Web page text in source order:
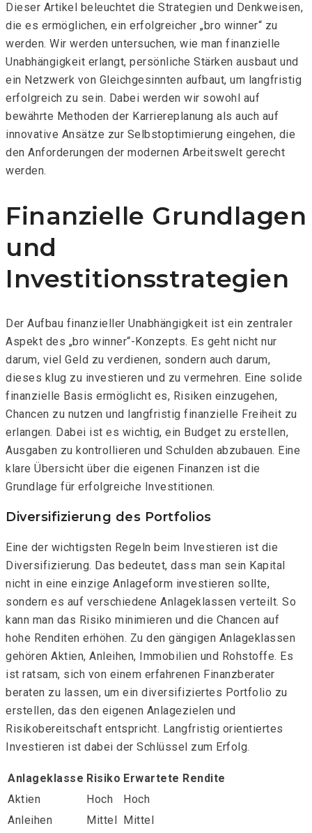
Dieser Artikel beleuchtet die Strategien und Denkweisen,
die es ermöglichen, ein erfolgreicher „bro winner“ zu
werden. Wir werden untersuchen, wie man finanzielle
Unabhängigkeit erlangt, persönliche Stärken ausbaut und
ein Netzwerk von Gleichgesinnten aufbaut, um langfristig
erfolgreich zu sein. Dabei werden wir sowohl auf
bewährte Methoden der Karriereplanung als auch auf
innovative Ansätze zur Selbstoptimierung eingehen, die
den Anforderungen der modernen Arbeitswelt gerecht
werden.
Finanzielle Grundlagen
und
Investitionsstrategien
Der Aufbau finanzieller Unabhängigkeit ist ein zentraler
Aspekt des „bro winner“-Konzepts. Es geht nicht nur
darum, viel Geld zu verdienen, sondern auch darum,
dieses klug zu investieren und zu vermehren. Eine solide
finanzielle Basis ermöglicht es, Risiken einzugehen,
Chancen zu nutzen und langfristig finanzielle Freiheit zu
erlangen. Dabei ist es wichtig, ein Budget zu erstellen,
Ausgaben zu kontrollieren und Schulden abzubauen. Eine
klare Übersicht über die eigenen Finanzen ist die
Grundlage für erfolgreiche Investitionen.
Diversifizierung des Portfolios
Eine der wichtigsten Regeln beim Investieren ist die
Diversifizierung. Das bedeutet, dass man sein Kapital
nicht in eine einzige Anlageform investieren sollte,
sondern es auf verschiedene Anlageklassen verteilt. So
kann man das Risiko minimieren und die Chancen auf
hohe Renditen erhöhen. Zu den gängigen Anlageklassen
gehören Aktien, Anleihen, Immobilien und Rohstoffe. Es
ist ratsam, sich von einem erfahrenen Finanzberater
beraten zu lassen, um ein diversifiziertes Portfolio zu
erstellen, das den eigenen Anlagezielen und
Risikobereitschaft entspricht. Langfristig orientiertes
Investieren ist dabei der Schlüssel zum Erfolg.
Anlageklasse Risiko Erwartete Rendite
Aktien
Hoch
Hoch
Anleihen
Mittel Mittel